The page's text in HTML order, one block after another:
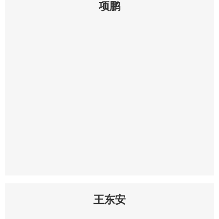
项鹏
王东安